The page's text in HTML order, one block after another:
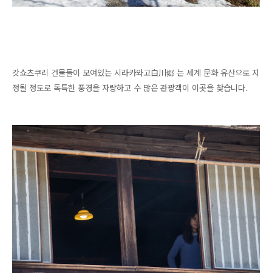
갓쇼츠쿠리 건물들이 모여있는 시라카와고白川郷 는 세계 문화 유산으로 지
정될 정도로 독특한 풍경을 자랑하고 수 많은 관광객이 이곳을 찾습니다.